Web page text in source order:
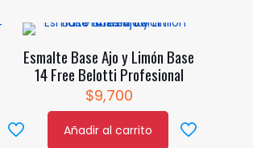
la
página
de
múltiples
variantes.
Las
pueden
Esmalte Base Ajo y Limón Base
14 Free Belotti Profesional
$9,700
Añadir al carrito